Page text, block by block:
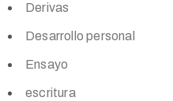
Derivas
Desarrollo personal
Ensayo
escritura